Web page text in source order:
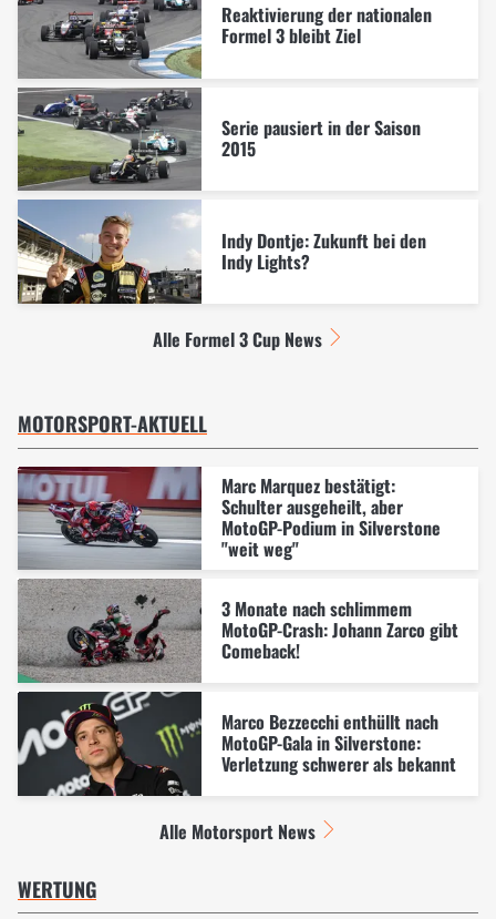
Reaktivierung der nationalen
Formel 3 bleibt Ziel
Serie pausiert in der Saison
2015
Indy Dontje: Zukunft bei den
Indy Lights?
Alle Formel 3 Cup News
MOTORSPORT-AKTUELL
Marc Marquez bestätigt:
Schulter ausgeheilt, aber
MotoGP-Podium in Silverstone
"weit weg"
3 Monate nach schlimmem
MotoGP-Crash: Johann Zarco gibt
Comeback!
Marco Bezzecchi enthüllt nach
MotoGP-Gala in Silverstone:
Verletzung schwerer als bekannt
Alle Motorsport News
WERTUNG